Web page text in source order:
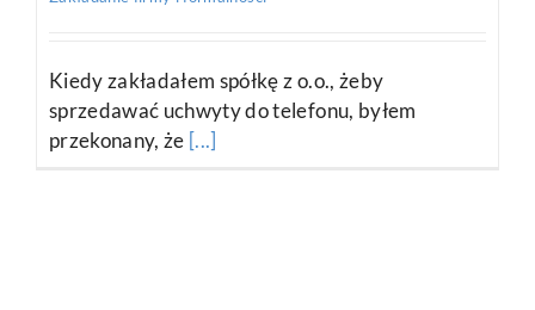
Kiedy zakładałem spółkę z o.o., żeby
sprzedawać uchwyty do telefonu, byłem
przekonany, że [...]